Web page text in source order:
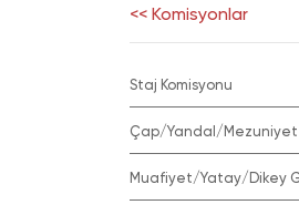
<< Komisyonlar
Staj Komisyonu
Çap/Yandal/Mezuniyet
Muafiyet/Yatay/Dikey